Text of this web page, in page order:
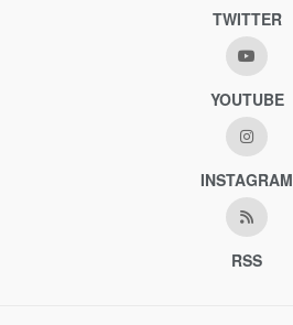
TWITTER
YOUTUBE
INSTAGRAM
RSS